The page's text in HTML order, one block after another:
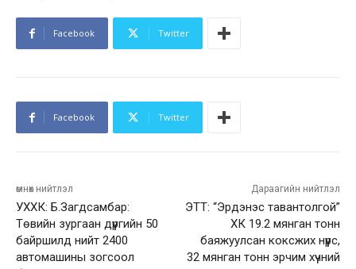
Facebook Twitter
Facebook Twitter
өмнөх нийтлэл
УХХК: Б.Загдсамбар:
Төвийн зургаан дүүргийн 50
байршилд нийт 2400
автомашины зогсоол
Дараагийн нийтлэл
ЭТТ: “Эрдэнэс тавантолгой”
ХК 19.2 мянган тонн
баяжуулсан коксжих нүүрс,
32 мянган тонн эрчим хүчний